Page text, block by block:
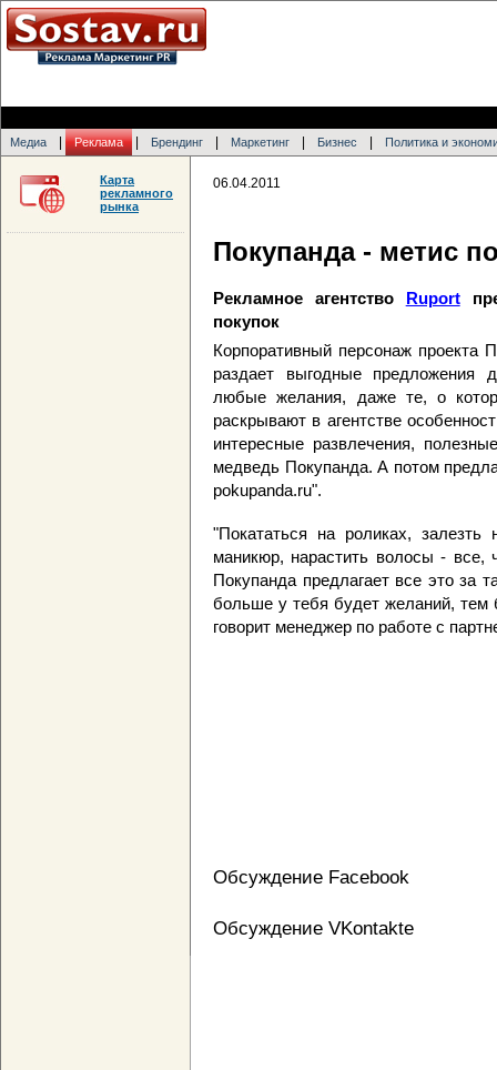
Медиа Реклама Брендинг Маркетинг Бизнес Политика и
06.04.2011
Покупанда - метис
Рекламное агентство Ruport
покупок
Корпоративный персонаж проекта
раздает выгодные предложения
любые желания, даже те, о
раскрывают в агентстве
интересные развлечения,
медведь Покупанда. А потом
pokupanda.ru".
"Покататься на роликах, залезть
маникюр, нарастить волосы - все,
Покупанда предлагает все это за
больше у тебя будет желаний, тем
говорит менеджер по работе с
Обсуждение Facebook
Обсуждение VKontakte
Карта
рекламного
рынка